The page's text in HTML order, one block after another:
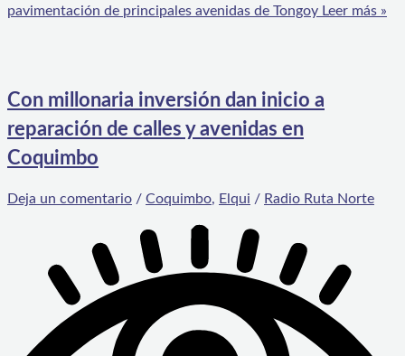
pavimentación de principales avenidas de Tongoy Leer más »
Con millonaria inversión dan inicio a
reparación de calles y avenidas en
Coquimbo
Deja un comentario / Coquimbo, Elqui / Radio Ruta Norte